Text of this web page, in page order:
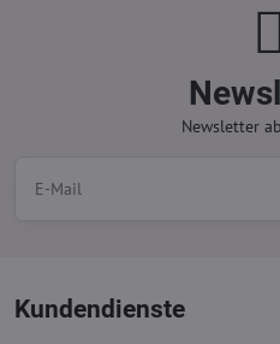
Newsletter
Kundendienste